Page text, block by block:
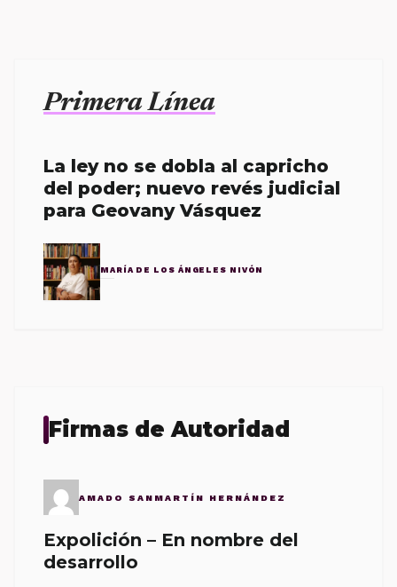
Primera Línea
La ley no se dobla al capricho
del poder; nuevo revés judicial
para Geovany Vásquez
MARÍA DE LOS ÁNGELES NIVÓN
Firmas de Autoridad
AMADO SANMARTÍN HERNÁNDEZ
Expolición – En nombre del
desarrollo